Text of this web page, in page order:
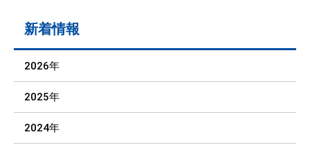
新着情報
2026年
2025年
2024年